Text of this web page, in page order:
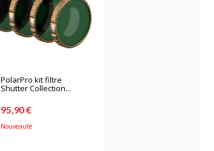
PolarPro kit filtre
Shutter Collection...
95,90 €
Nouveauté